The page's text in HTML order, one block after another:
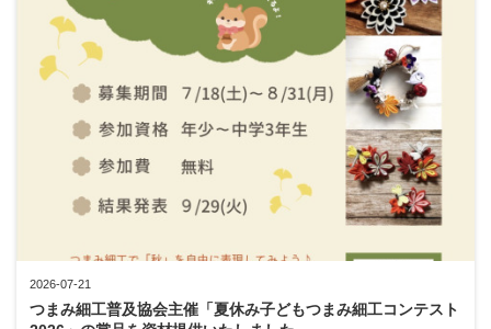
2026-07-21
つまみ細工普及協会主催「夏休み子どもつまみ細工コンテスト